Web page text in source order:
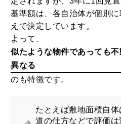
なのです。
固定資産税評価額の金額は、
定されますが、3年に1回見
基準額は、各自治体が個別
えで決定しています。
よって、
のも特徴です。